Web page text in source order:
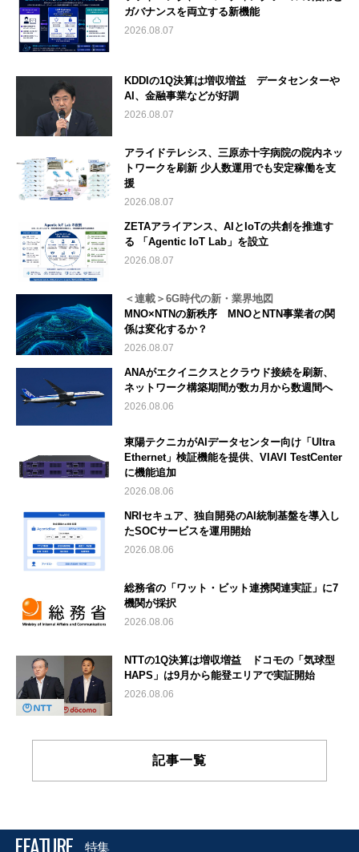
ガバナンスを両立する新機能
2026.08.07
KDDIの1Q決算は増収増益 データセンターや
AI、金融事業などが好調
2026.08.07
アライドテレシス、三原赤十字病院の院内ネッ
トワークを刷新 少人数運用でも安定稼働を支
援
2026.08.07
ZETAアライアンス、AIとIoTの共創を推進す
る 「Agentic IoT Lab」を設立
2026.08.07
＜連載＞6G時代の新・業界地図
MNO×NTNの新秩序 MNOとNTN事業者の関
係は変化するか？
2026.08.07
ANAがエクイニクスとクラウド接続を刷新、
ネットワーク構築期間が数カ月から数週間へ
2026.08.06
東陽テクニカがAIデータセンター向け「Ultra
Ethernet」検証機能を提供、VIAVI TestCenter
に機能追加
2026.08.06
NRIセキュア、独自開発のAI統制基盤を導入し
たSOCサービスを運用開始
2026.08.06
総務省の「ワット・ビット連携関連実証」に7
機関が採択
2026.08.06
NTTの1Q決算は増収増益 ドコモの「気球型
HAPS」は9月から能登エリアで実証開始
2026.08.06
記事一覧
特集